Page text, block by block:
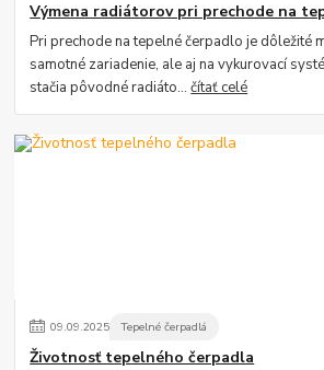
Výmena radiátorov pri prechode na
Pri prechode na tepelné čerpadlo je dôležité
samotné zariadenie, ale aj na vykurovací
stačia pôvodné radiáto...čítať celé
09.09.2025 Tepelné čerpadlá
Životnosť tepelného čerpadla